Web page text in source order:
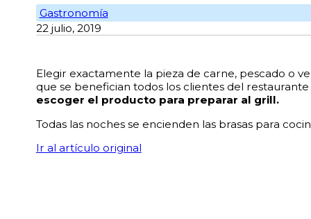
Gastronomía
22 julio, 2019
Elegir exactamente la pieza de carne, pescado o
que se benefician todos los clientes del restaurante
escoger el producto para preparar al grill.
Todas las noches se encienden las brasas para
Ir al artículo original